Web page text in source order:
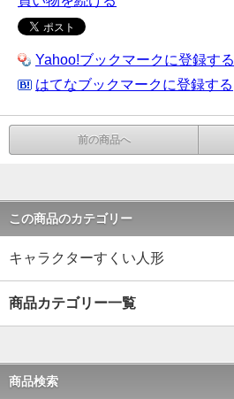
Yahoo!ブックマークに登録する
はてなブックマークに登録する
前の商品へ
この商品のカテゴリー
キャラクターすくい人形
商品カテゴリー一覧
商品検索